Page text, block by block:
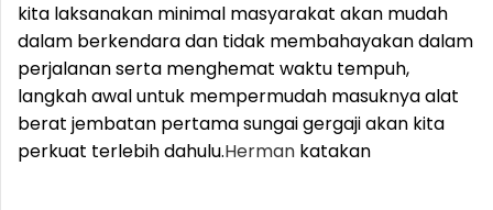
kita laksanakan minimal masyarakat akan mudah
dalam berkendara dan tidak membahayakan dalam
perjalanan serta menghemat waktu tempuh,
langkah awal untuk mempermudah masuknya alat
berat jembatan pertama sungai gergaji akan kita
perkuat terlebih dahulu.Herman katakan